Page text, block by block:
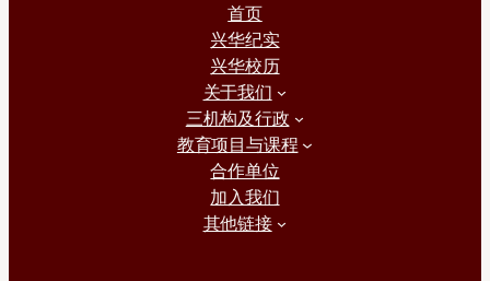
首页
兴华纪实
兴华校历
关于我们
三机构及行政
教育项目与课程
合作单位
加入我们
其他链接